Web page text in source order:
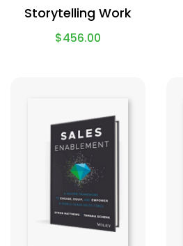
Storytelling Work
$456.00